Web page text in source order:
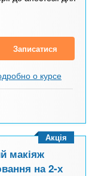
Записатися
о курсе
макіяж
на 2-х
Акція